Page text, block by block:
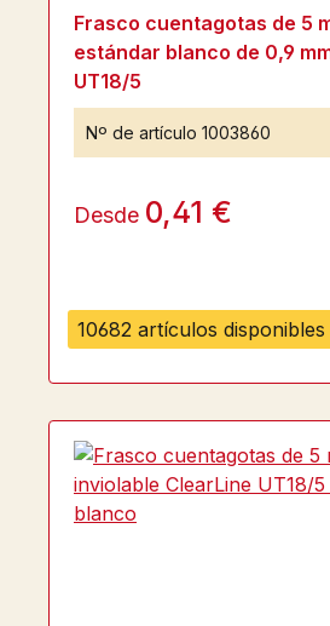
10682 artículos disponibles
Frasco cuentagotas de 5
estándar blanco de 0,9
UT18/5
Nº de artículo 1003860
Desde 0,41 €